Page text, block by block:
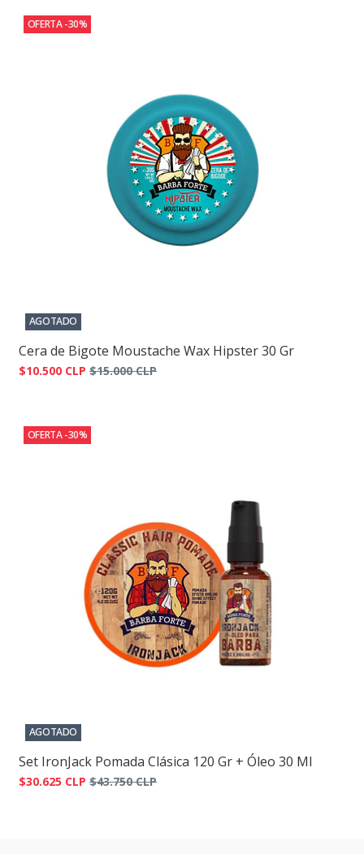
OFERTA -30%
AGOTADO
Cera de Bigote Moustache Wax Hipster 30 Gr
$10.500 CLP $15.000 CLP
OFERTA -30%
AGOTADO
Set IronJack Pomada Clásica 120 Gr + Óleo 30 Ml
$30.625 CLP $43.750 CLP